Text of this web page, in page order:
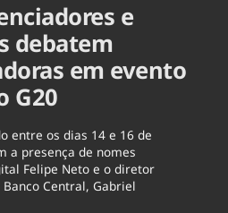
e
debatem
em evento
G20
entre os dias 14 e 16 de
a presença de nomes
Felipe Neto e o diretor
Central, Gabriel